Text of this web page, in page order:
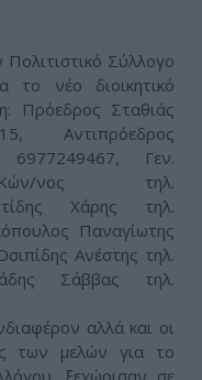
Σύλλογο
το νέο διοικητικό
Πρόεδρος Σταθιάς
Αντιπρόεδρος
Γεν.
Κών/νος τηλ.
Χάρης τηλ.
Παναγίωτης
Ανέστης τηλ.
Σάββας τηλ.
αλλά και οι
των μελών για το
ξεχώρισαν σε